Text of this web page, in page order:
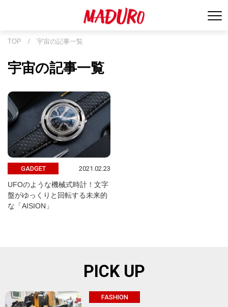
TOP / 宇宙の記事一覧
宇宙の記事一覧
GADGET 2021.02.23
UFOのような機械式時計！文字
盤がゆっくりと回転する未来的
な「AISION」
PICK UP
FASHION